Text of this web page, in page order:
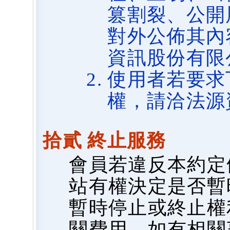
篡割裂、公
對外公佈其
資訊股份有
使用者若要
權，請洽法
拾貳 終止服務
會員若違反本約
站有權決定是否
暫時停止或終止